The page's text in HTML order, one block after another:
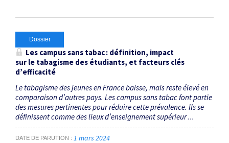
Dossier
Les campus sans tabac : définition, impact
sur le tabagisme des étudiants, et facteurs clés
d’efficacité
Le tabagisme des jeunes en France baisse, mais reste élevé en
comparaison d’autres pays. Les campus sans tabac font partie
des mesures pertinentes pour réduire cette prévalence. Ils se
définissent comme des lieux d’enseignement supérieur ...
DATE DE PARUTION 1 mars 2024